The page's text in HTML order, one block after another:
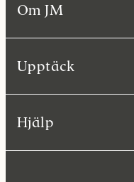
Om JM
Upptäck
Hjälp